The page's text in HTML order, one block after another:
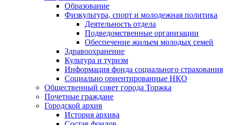
Образование
Физкультура, спорт и молодежная политика
Деятельность отдела
Подведомственные организации
Обеспечение жильем молодых семей
Здравоохранение
Культура и туризм
Информация фонда социального страхования
Социально ориентированные НКО
Общественный совет города Торжка
Почетные граждане
Городской архив
История архива